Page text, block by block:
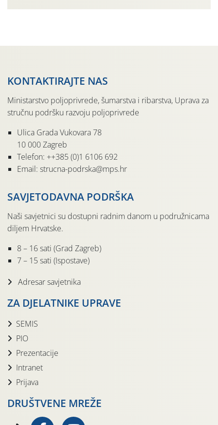
KONTAKTIRAJTE NAS
Ministarstvo poljoprivrede, šumarstva i ribarstva, Uprava za
stručnu podršku razvoju poljoprivrede
Ulica Grada Vukovara 78
10 000 Zagreb
Telefon: ++385 (0)1 6106 692
Email: strucna-podrska@mps.hr
SAVJETODAVNA PODRŠKA
Naši savjetnici su dostupni radnim danom u podružnicama
diljem Hrvatske.
8 – 16 sati (Grad Zagreb)
7 – 15 sati (Ispostave)
Adresar savjetnika
ZA DJELATNIKE UPRAVE
SEMIS
PIO
Prezentacije
Intranet
Prijava
DRUŠTVENE MREŽE